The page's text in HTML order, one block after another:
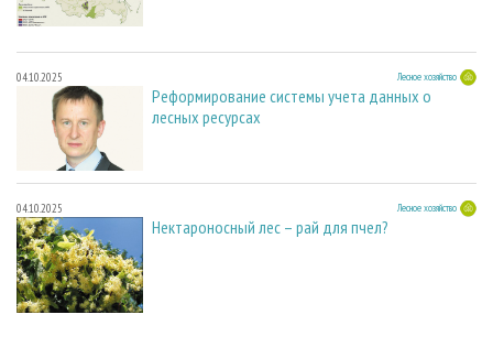
04.10.2025 Лесное хозяйство
Реформирование системы учета данных о
лесных ресурсах
04.10.2025 Лесное хозяйство
Нектароносный лес – рай для пчел?